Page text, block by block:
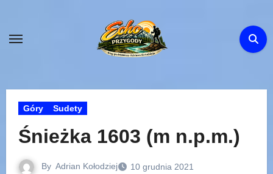
content
Góry Sudety
Śnieżka 1603 (m n.p.m.)
By Adrian Kołodziej 10 grudnia 2021